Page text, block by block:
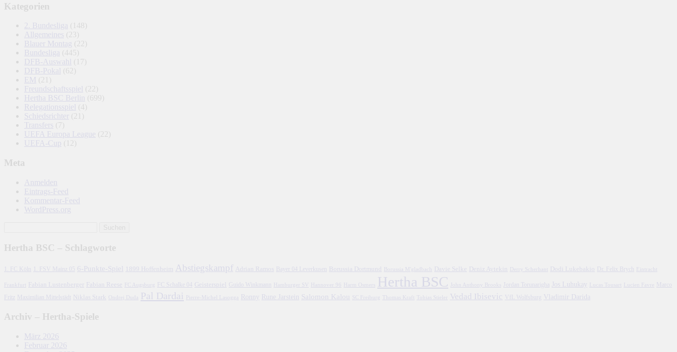
Kategorien
2. Bundesliga (148)
Allgemeines (23)
Blauer Montag (22)
Bundesliga (445)
DFB-Auswahl
(17)
DFB-Pokal (62)
EM (21)
Freundschaftsspiel (22)
Hertha BSC Berlin
(699)
Relegationsspiel (4)
Schiedsrichter
(21)
Transfers (7)
UEFA Europa League (22)
UEFA-Cup (12)
Meta
Anmelden
Eintrags-Feed
Kommentar-Feed
WordPress.org
Hertha BSC – Schlagworte
1. FC Köln 1. FSV Mainz 05 6-Punkte-Spiel 1899 Hoffenheim Abstiegskampf Adrian Ramos Bayer 04 Leverkusen Borussia Dortmund Borussia M'gladbach Davie Selke Deniz Aytekin Derry Scherhant Dodi Lukebakio Dr. Felix Brych
Fabian Lustenberger Fabian Reese FC Schalke 04 Geisterspiel Guido Winkmann Hamburger SV Hertha BSC Jordan Torunarigha Jos Luhukay
Marco
Fritz
Maximilian Mittelstädt Niklas Stark Pal Dardai Pierre-Michel Lasogga Ronny Rune Jarstein Salomon Kalou SC Freiburg Tobias Stieler Vedad Ibisevic VfL Wolfsburg Vladimir Darida
Archiv – Hertha-Spiele
März 2026
Februar 2026